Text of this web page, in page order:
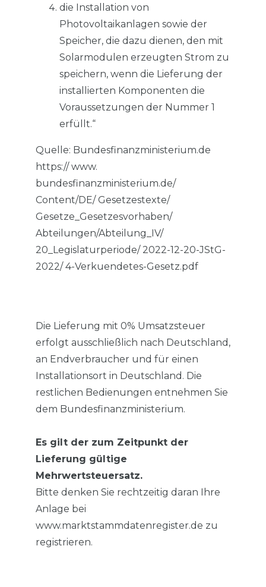
die Installation von
Photovoltaikanlagen sowie der
Speicher, die dazu dienen, den mit
Solarmodulen erzeugten Strom zu
speichern, wenn die Lieferung der
installierten Komponenten die
Voraussetzungen der Nummer 1
erfüllt.“
Quelle: Bundesfinanzministerium.de
https:// www.
bundesfinanzministerium.de/
Content/DE/ Gesetzestexte/
Gesetze_Gesetzesvorhaben/
Abteilungen/Abteilung_IV/
20_Legislaturperiode/ 2022-12-20-JStG-
2022/ 4-Verkuendetes-Gesetz.pdf
Die Lieferung mit 0% Umsatzsteuer
erfolgt ausschließlich nach Deutschland,
an Endverbraucher und für einen
Installationsort in Deutschland. Die
restlichen Bedienungen entnehmen Sie
dem Bundesfinanzministerium.
Es gilt der zum Zeitpunkt der
Lieferung gültige
Mehrwertsteuersatz.
Bitte denken Sie rechtzeitig daran Ihre
Anlage bei
www.marktstammdatenregister.de zu
registrieren.